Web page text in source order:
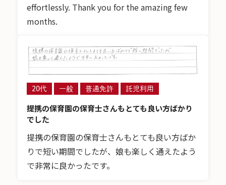
effortlessly. Thank you for the amazing few
months.
20代 一般 普通免許 託児利用
提携の保育園の保育士さんもとても良い方ばかり
でした
提携の保育園の保育士さんもとても良い方ばか
りで短い期間でしたが、娘も楽しく通えたよう
で非常に良かったです。